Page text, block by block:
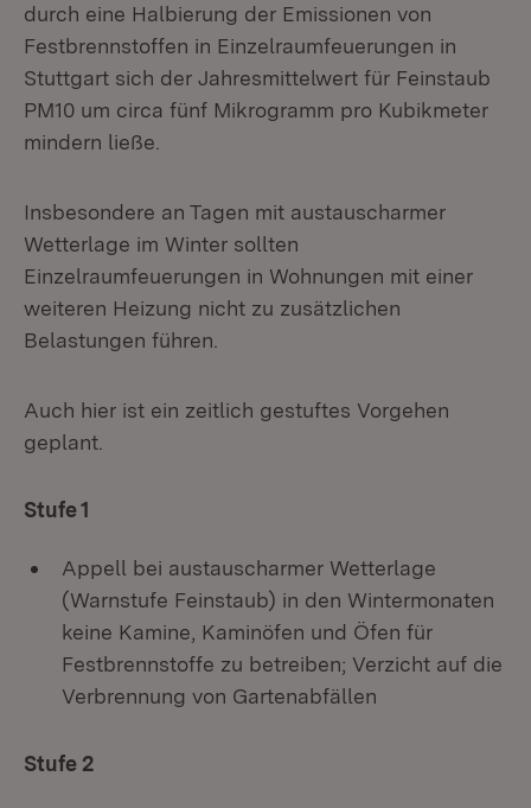
durch eine Halbierung der Emissionen von
Festbrennstoffen in Einzelraumfeuerungen in
Stuttgart sich der Jahresmittelwert für Feinstaub
PM10 um circa fünf Mikrogramm pro Kubikmeter
mindern ließe.
Insbesondere an Tagen mit austauscharmer
Wetterlage im Winter sollten
Einzelraumfeuerungen in Wohnungen mit einer
weiteren Heizung nicht zu zusätzlichen
Belastungen führen.
Auch hier ist ein zeitlich gestuftes Vorgehen
geplant.
Stufe 1
Appell bei austauscharmer Wetterlage
(Warnstufe Feinstaub) in den Wintermonaten
keine Kamine, Kaminöfen und Öfen für
Festbrennstoffe zu betreiben; Verzicht auf die
Verbrennung von Gartenabfällen
Stufe 2